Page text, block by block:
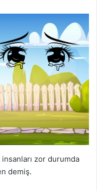
zor durumda
demiş.